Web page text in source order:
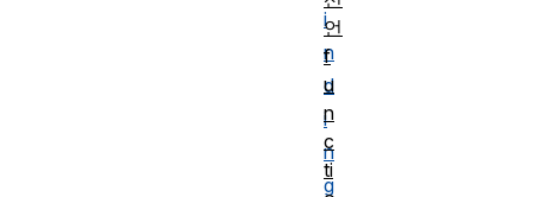
i
n
d
i
n
g
언
f
u
n
c
ti